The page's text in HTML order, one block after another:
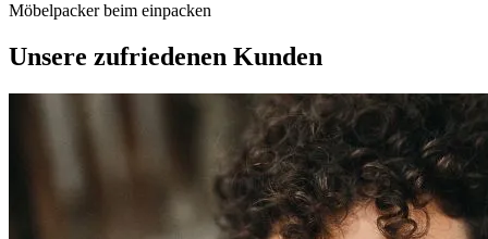
Möbelpacker beim einpacken
Unsere zufriedenen Kunden